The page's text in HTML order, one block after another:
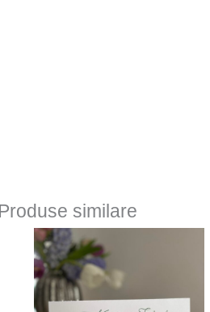
Produse similare